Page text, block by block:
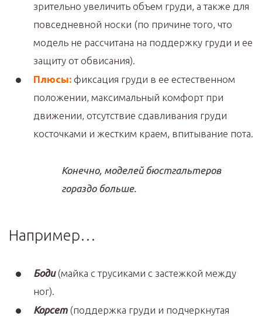
зрительно увеличить объем груди, а также для
повседневной носки (по причине того, что
модель не рассчитана на поддержку груди и ее
защиту от обвисания).
Плюсы: фиксация груди в ее естественном
положении, максимальный комфорт при
движении, отсутствие сдавливания груди
косточками и жестким краем, впитывание пота.
Конечно, моделей бюстгальтеров
гораздо больше.
Например…
Боди(майка с трусиками с застежкой между
ног).
Корсет (поддержка груди и подчеркнутая